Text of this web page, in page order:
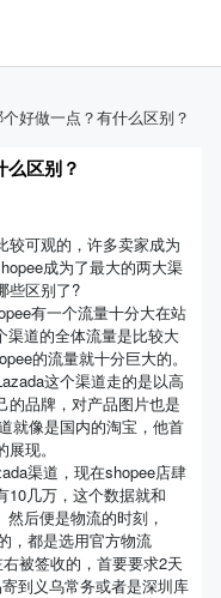
好做一点？有什么区别？
区别？
较可观的，许多卖家成为
成为了最大的两大渠
些区别了?
有一个流量十分大在站
渠道的全体流量是比较大
的流量就十分巨大的。
这个渠道走的是以高
的品牌，对产品图片也是
就像是国内的淘宝，他首
现。
渠道，现在shopee店肆
10几万，这个数据就和
后便是物流的时刻，
，都是选用官方物流
被签收的，首要要求2天
到义乌常务或者是深圳库